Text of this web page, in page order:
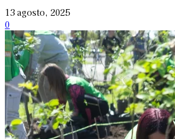
13 agosto, 2025
0